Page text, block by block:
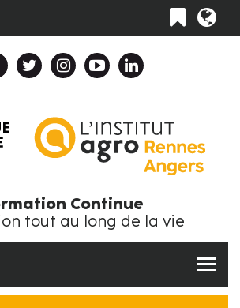
Toggle
navigation
Continue
tout au long de la vie